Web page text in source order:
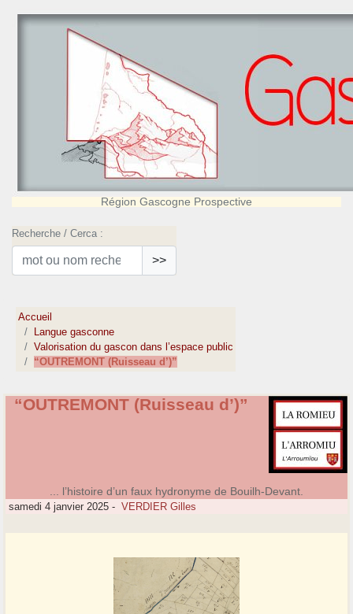
Région Gascogne Prospective
Recherche / Cerca :
>>
Accueil
Langue gasconne
Valorisation du gascon dans l’espace public
“OUTREMONT (Ruisseau d’)”
“OUTREMONT (Ruisseau d’)”
... l’histoire d’un faux hydronyme de Bouilh-Devant.
samedi 4 janvier 2025 - VERDIER Gilles